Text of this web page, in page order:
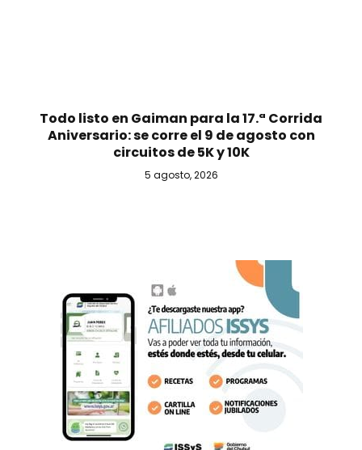
Todo listo en Gaiman para la 17.ª Corrida
Aniversario: se corre el 9 de agosto con
circuitos de 5K y 10K
5 agosto, 2026